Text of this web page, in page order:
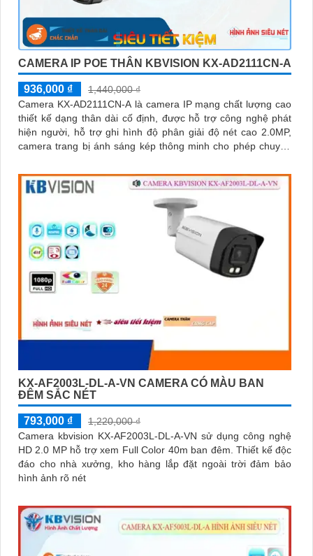
CAMERA IP POE THÂN KBVISION KX-AD2111CN-A
936,000 ₫
1,440,000 ₫
Camera KX-AD2111CN-A là camera IP mạng chất lượng cao
thiết kế dạng thân dài cố định, được hỗ trợ công nghệ phát
hiện người, hỗ trợ ghi hình độ phân giải độ nét cao 2.0MP,
camera trang bị ánh sáng kép thông minh cho phép chuyển
đêm, giúp giám sát bảo vệ an ninh ban đêm một cách linh
hoạt
KX-AF2003L-DL-A-VN CAMERA CÓ MÀU BAN
ĐÊM SẮC NÉT
793,000 ₫
1,220,000 ₫
Camera kbvision KX-AF2003L-DL-A-VN sử dụng công nghệ
HD 2.0 MP hỗ trợ xem Full Color 40m ban đêm. Thiết kế độc
đáo cho nhà xưởng, kho hàng lắp đặt ngoài trời đảm bảo
hình ảnh rõ nét